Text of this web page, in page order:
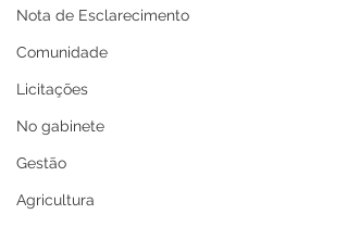
Nota de Esclarecimento
Comunidade
Licitações
No gabinete
Gestão
Agricultura